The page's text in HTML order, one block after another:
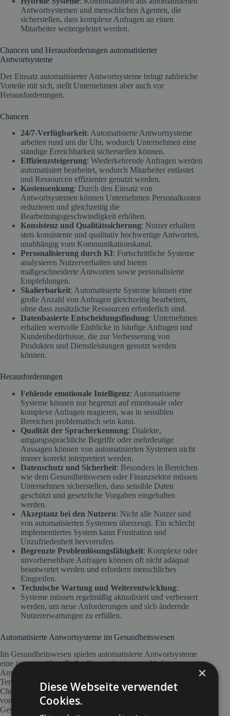
Antwortsystemen und menschlichen Agenten, die
sicherstellen, dass komplexe Anfragen an einen
Mitarbeiter weitergeleitet werden.
Chancen und Herausforderungen automatisierter
Antwortsysteme
Der Einsatz automatisierter Antwortsysteme bringt zahlreiche
Vorteile mit sich, stellt Unternehmen aber auch vor
Herausforderungen.
Chancen
24/7-Verfügbarkeit: Automatisierte Antwortsysteme
arbeiten rund um die Uhr, wodurch Unternehmen eine
ständige Erreichbarkeit sicherstellen können.
Effizienzsteigerung: Wiederkehrende Anfragen werden
automatisiert bearbeitet, wodurch Mitarbeiter entlastet
und Ressourcen effizienter genutzt werden.
Kostensenkung: Durch den Einsatz von
Antwortsystemen können Unternehmen Personalkosten
reduzieren und gleichzeitig die
Bearbeitungsgeschwindigkeit erhöhen.
Konsistenz und Qualitätssicherung: Nutzer erhalten
stets konsistente und qualitativ hochwertige Antworten,
unabhängig vom Kommunikationskanal.
Personalisierung durch KI: Fortschrittliche Systeme
analysieren Nutzerverhalten und bieten
maßgeschneiderte Antworten sowie personalisierte
Empfehlungen.
Skalierbarkeit: Automatisierte Systeme können eine
große Anzahl von Anfragen gleichzeitig bearbeiten,
ohne dass zusätzliche Ressourcen erforderlich sind.
Datenbasierte Entscheidungsfindung: Unternehmen
erhalten wertvolle Einblicke in häufige Anfragen und
Kundenbedürfnisse, die zur Verbesserung von
Produkten und Dienstleistungen genutzt werden
können.
Herausforderungen
Fehlende emotionale Intelligenz: Automatisierte
Systeme können nur begrenzt auf emotionale oder
komplexe Anfragen reagieren, was in sensiblen
Bereichen problematisch sein kann.
Qualität der Spracherkennung: Dialekte,
umgangssprachliche Begriffe oder mehrdeutige
Aussagen können von automatisierten Systemen nicht
immer korrekt interpretiert werden.
Datenschutz und Sicherheit: Besonders in Bereichen
wie dem Gesundheitswesen oder Finanzsektor müssen
Unternehmen sicherstellen, dass sensible Daten
geschützt und gesetzliche Vorgaben eingehalten
werden.
Akzeptanz bei den Nutzern: Nicht alle Nutzer sind
von automatisierten Systemen überzeugt. Ein schlecht
implementiertes System kann Frustration und
Unzufriedenheit hervorrufen.
Begrenzte Problemlösungsfähigkeit: Komplexe oder
unvorhersehbare Anfragen können oft nicht adäquat
beantwortet werden und erfordern menschliches
Eingreifen.
Technische Wartung und Weiterentwicklung:
Systeme müssen regelmäßig aktualisiert und verbessert
werden, um neue Anforderungen und sich ändernde
Nutzererwartungen zu erfüllen.
Automatisierte Antwortsysteme im Gesundheitswesen
Im Gesundheitswesen spielen automatisierte Antwortsysteme
eine immer größere Rolle. Sie werden in verschiedenen
Anwendungsbereichen eingesetzt, darunter
Terminvereinbarungen, Patientenberatung und medizinische
Chatbots. Ein Beispiel ist die automatisierte Erstbewertung
von Symptomen, bei der Nutzer Fragen zu ihrem
Gesundheitszustand beantworten und darauf basierend eine
×
Diese Webseite verwendet
Cookies.